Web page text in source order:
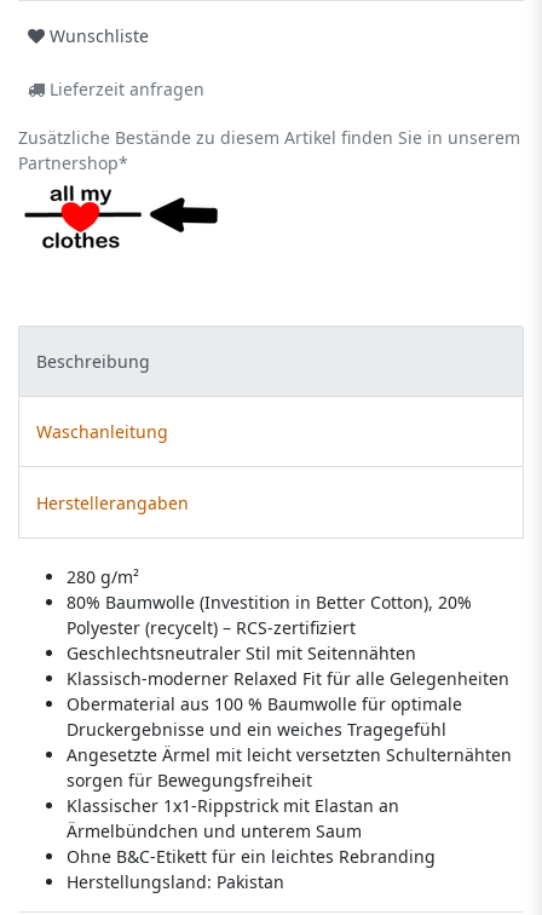
Wunschliste
Lieferzeit anfragen
Zusätzliche Bestände zu diesem Artikel finden Sie in unserem
Partnershop*
Beschreibung
Waschanleitung
Herstellerangaben
280 g/m²
80% Baumwolle (Investition in Better Cotton), 20%
Polyester (recycelt) – RCS-zertifiziert
Geschlechtsneutraler Stil mit Seitennähten
Klassisch-moderner Relaxed Fit für alle Gelegenheiten
Obermaterial aus 100 % Baumwolle für optimale
Druckergebnisse und ein weiches Tragegefühl
Angesetzte Ärmel mit leicht versetzten Schulternähten
sorgen für Bewegungsfreiheit
Klassischer 1x1-Rippstrick mit Elastan an
Ärmelbündchen und unterem Saum
Ohne B&C-Etikett für ein leichtes Rebranding
Herstellungsland: Pakistan